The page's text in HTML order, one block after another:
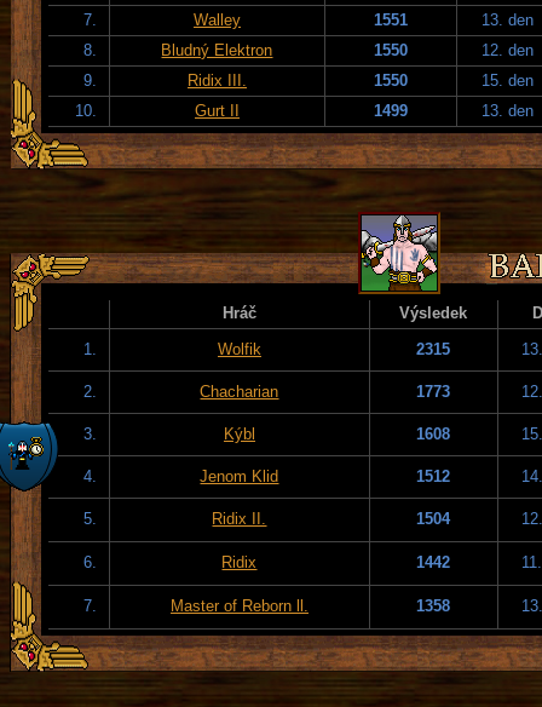
7.
Walley 1551
13. den
8.
Bludný Elektron 1550
12. den
9.
Ridix III. 1550
15. den
10.
Gurt II 1499 13. den
Hráč Výsledek
1.
Wolfik 2315
2. Chacharian 1773
3. Kýbl 1608
4. Jenom Klid 1512
5. Ridix II. 1504
6. Ridix 1442
7. Master of Reborn ll. 1358